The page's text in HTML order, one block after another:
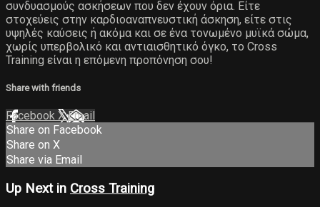
συνδυασμούς ασκήσεων που δεν έχουν όρια. Είτε
στοχεύεις στην καρδιοαναπνευστική άσκηση, είτε στις
υψηλές καύσεις ή ακόμα και σε ένα τονωμένο μυϊκά σώμα,
χωρίς υπερβολικό και αντιαισθητικό όγκο, το Cross
Training είναι η επόμενη προπόνηση σου!
Share with friends
Facebook XEmail
Share on Facebook
Share on X
Share via Email
Up Next in Cross Training